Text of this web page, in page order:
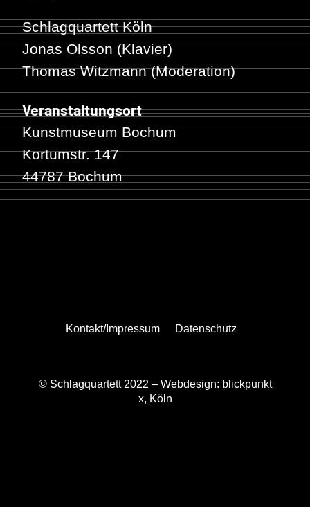
Schlagquartett Köln
Jonas Olsson (Klavier)
Thomas Witzmann (Moderation)
Veranstaltungsort
Kunstmuseum Bochum
Kortumstr. 147
44787 Bochum
Kontakt/Impressum Datenschutz
© Schlagquartett 2022 – Webdesign: blickpunkt
x, Köln